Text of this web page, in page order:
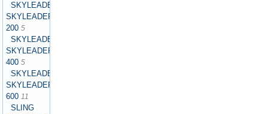
SKYLEADER
SKYLEADER
200 5
SKYLEADER
SKYLEADER
400 5
SKYLEADER
SKYLEADER
600 11
SLING